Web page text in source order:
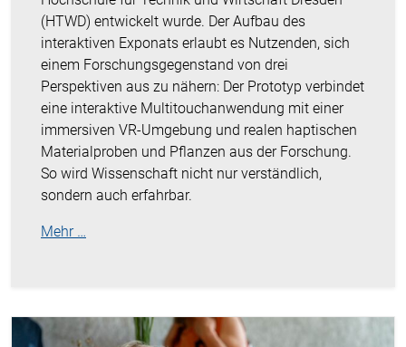
(HTWD) entwickelt wurde. Der Aufbau des
interaktiven Exponats erlaubt es Nutzenden, sich
einem Forschungsgegenstand von drei
Perspektiven aus zu nähern: Der Prototyp verbindet
eine interaktive Multitouchanwendung mit einer
immersiven VR-Umgebung und realen haptischen
Materialproben und Pflanzen aus der Forschung.
So wird Wissenschaft nicht nur verständlich,
sondern auch erfahrbar.
Mehr …